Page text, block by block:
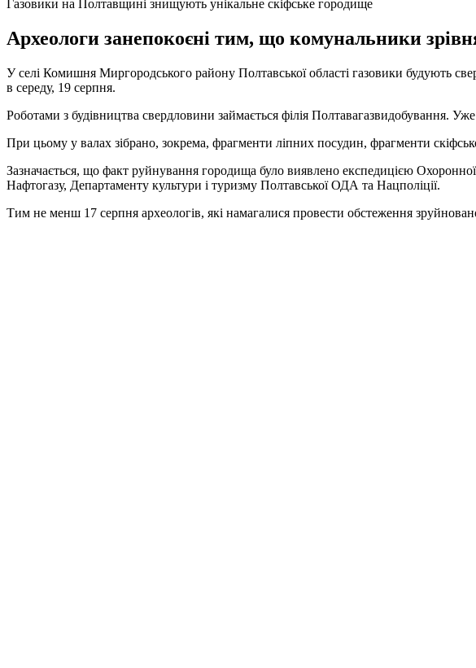
Газовики на Полтавщині знищують унікальне скіфське городище
Археологи занепокоєні тим, що комунальники
У селі Комишня Миргородського району Полтавської області газовики будують
в середу, 19 серпня.
Роботами з будівництва свердловини займається філія Полтавагазвидобування.
При цьому у валах зібрано, зокрема, фрагменти ліпних посудин, фрагменти
Зазначається, що факт руйнування городища було виявлено експедицією
Нафтогазу, Департаменту культури і туризму Полтавської ОДА та Нацполіції.
Тим не менш 17 серпня археологів, які намагалися провести обстеження